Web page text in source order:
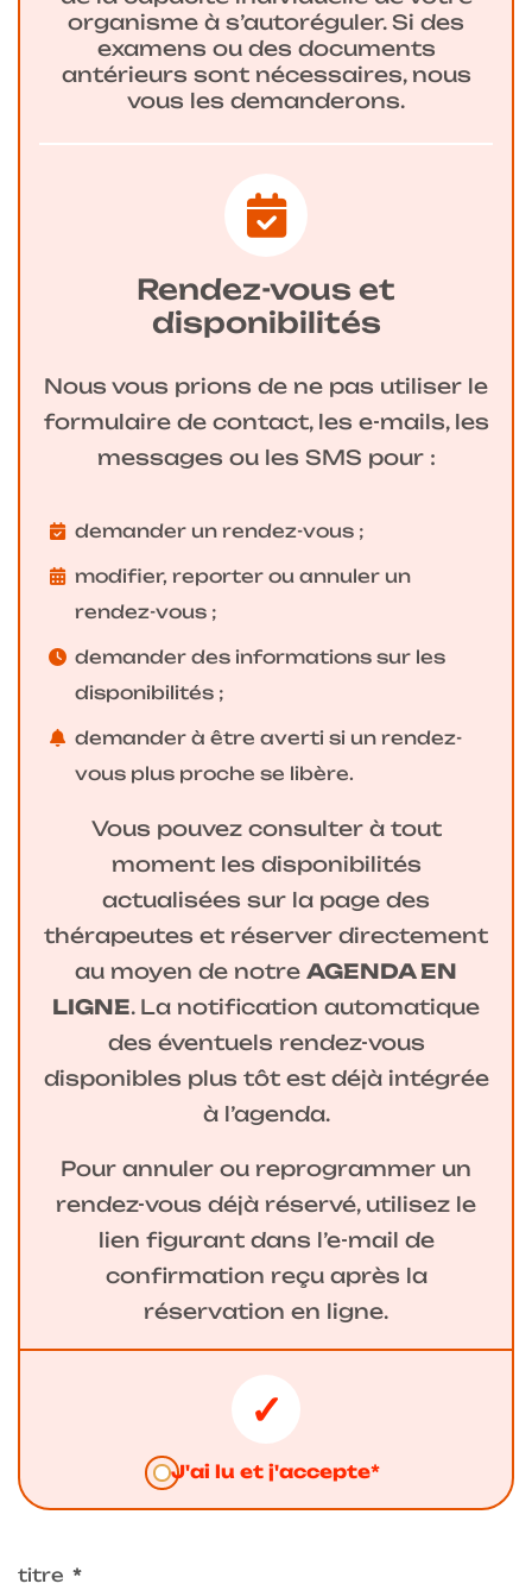
organisme à s’autoréguler. Si des
examens ou des documents
antérieurs sont nécessaires, nous
vous les demanderons.
Rendez-vous et
disponibilités
Nous vous prions de ne pas utiliser le
formulaire de contact, les e-mails, les
messages ou les SMS pour :
demander un rendez-vous ;
modifier, reporter ou annuler un
rendez-vous ;
demander des informations sur les
disponibilités ;
demander à être averti si un rendez-
vous plus proche se libère.
Vous pouvez consulter à tout
moment les disponibilités
actualisées sur la page des
thérapeutes et réserver directement
au moyen de notre AGENDA EN
LIGNE. La notification automatique
des éventuels rendez-vous
disponibles plus tôt est déjà intégrée
à l’agenda.
Pour annuler ou reprogrammer un
rendez-vous déjà réservé, utilisez le
lien figurant dans l’e-mail de
confirmation reçu après la
réservation en ligne.
J'ai lu et j'accepte*
titre *